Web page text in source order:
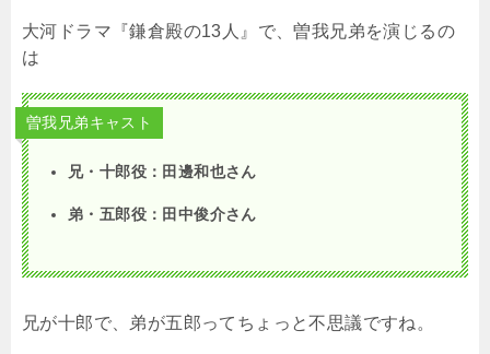
大河ドラマ『鎌倉殿の13人』で、曽我兄弟を演じるの
は
曽我兄弟キャスト
兄・十郎役：田邊和也さん
弟・五郎役：田中俊介さん
兄が十郎で、弟が五郎ってちょっと不思議ですね。